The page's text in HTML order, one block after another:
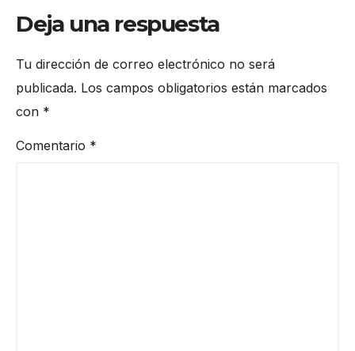
Deja una respuesta
Tu dirección de correo electrónico no será
publicada. Los campos obligatorios están marcados
con *
Comentario *